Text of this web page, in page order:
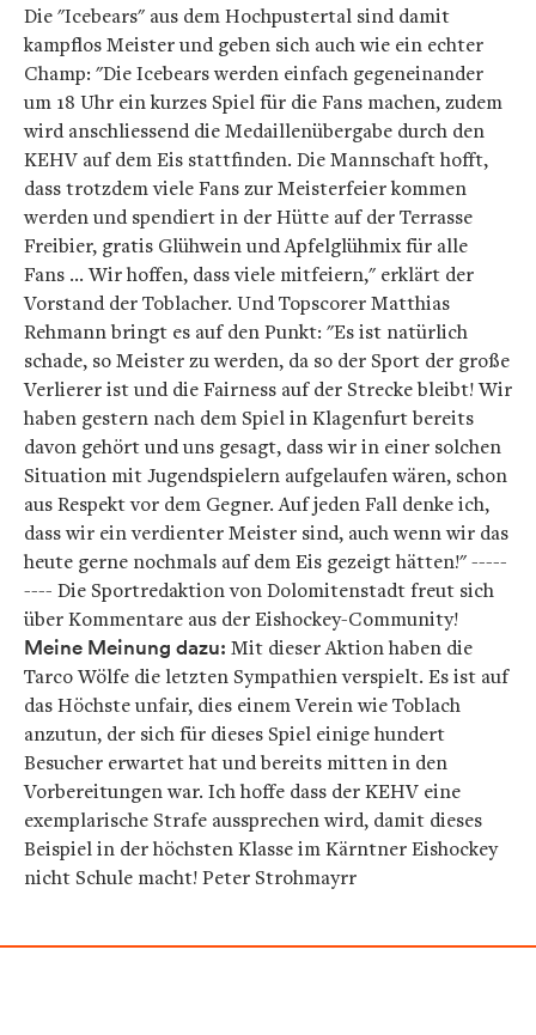
Die "Icebears" aus dem Hochpustertal sind damit
kampflos Meister und geben sich auch wie ein echter
Champ: "Die Icebears werden einfach gegeneinander
um 18 Uhr ein kurzes Spiel für die Fans machen, zudem
wird anschliessend die Medaillenübergabe durch den
KEHV auf dem Eis stattfinden. Die Mannschaft hofft,
dass trotzdem viele Fans zur Meisterfeier kommen
werden und spendiert in der Hütte auf der Terrasse
Freibier, gratis Glühwein und Apfelglühmix für alle
Fans ... Wir hoffen, dass viele mitfeiern," erklärt der
Vorstand der Toblacher. Und Topscorer Matthias
Rehmann bringt es auf den Punkt: "Es ist natürlich
schade, so Meister zu werden, da so der Sport der große
Verlierer ist und die Fairness auf der Strecke bleibt! Wir
haben gestern nach dem Spiel in Klagenfurt bereits
davon gehört und uns gesagt, dass wir in einer solchen
Situation mit Jugendspielern aufgelaufen wären, schon
aus Respekt vor dem Gegner. Auf jeden Fall denke ich,
dass wir ein verdienter Meister sind, auch wenn wir das
heute gerne nochmals auf dem Eis gezeigt hätten!" -----
---- Die Sportredaktion von Dolomitenstadt freut sich
über Kommentare aus der Eishockey-Community!
Meine Meinung dazu: Mit dieser Aktion haben die
Tarco Wölfe die letzten Sympathien verspielt. Es ist auf
das Höchste unfair, dies einem Verein wie Toblach
anzutun, der sich für dieses Spiel einige hundert
Besucher erwartet hat und bereits mitten in den
Vorbereitungen war. Ich hoffe dass der KEHV eine
exemplarische Strafe aussprechen wird, damit dieses
Beispiel in der höchsten Klasse im Kärntner Eishockey
nicht Schule macht!Peter Strohmayrr